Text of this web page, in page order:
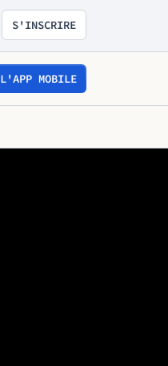
S'INSCRIRE
L'APP MOBILE